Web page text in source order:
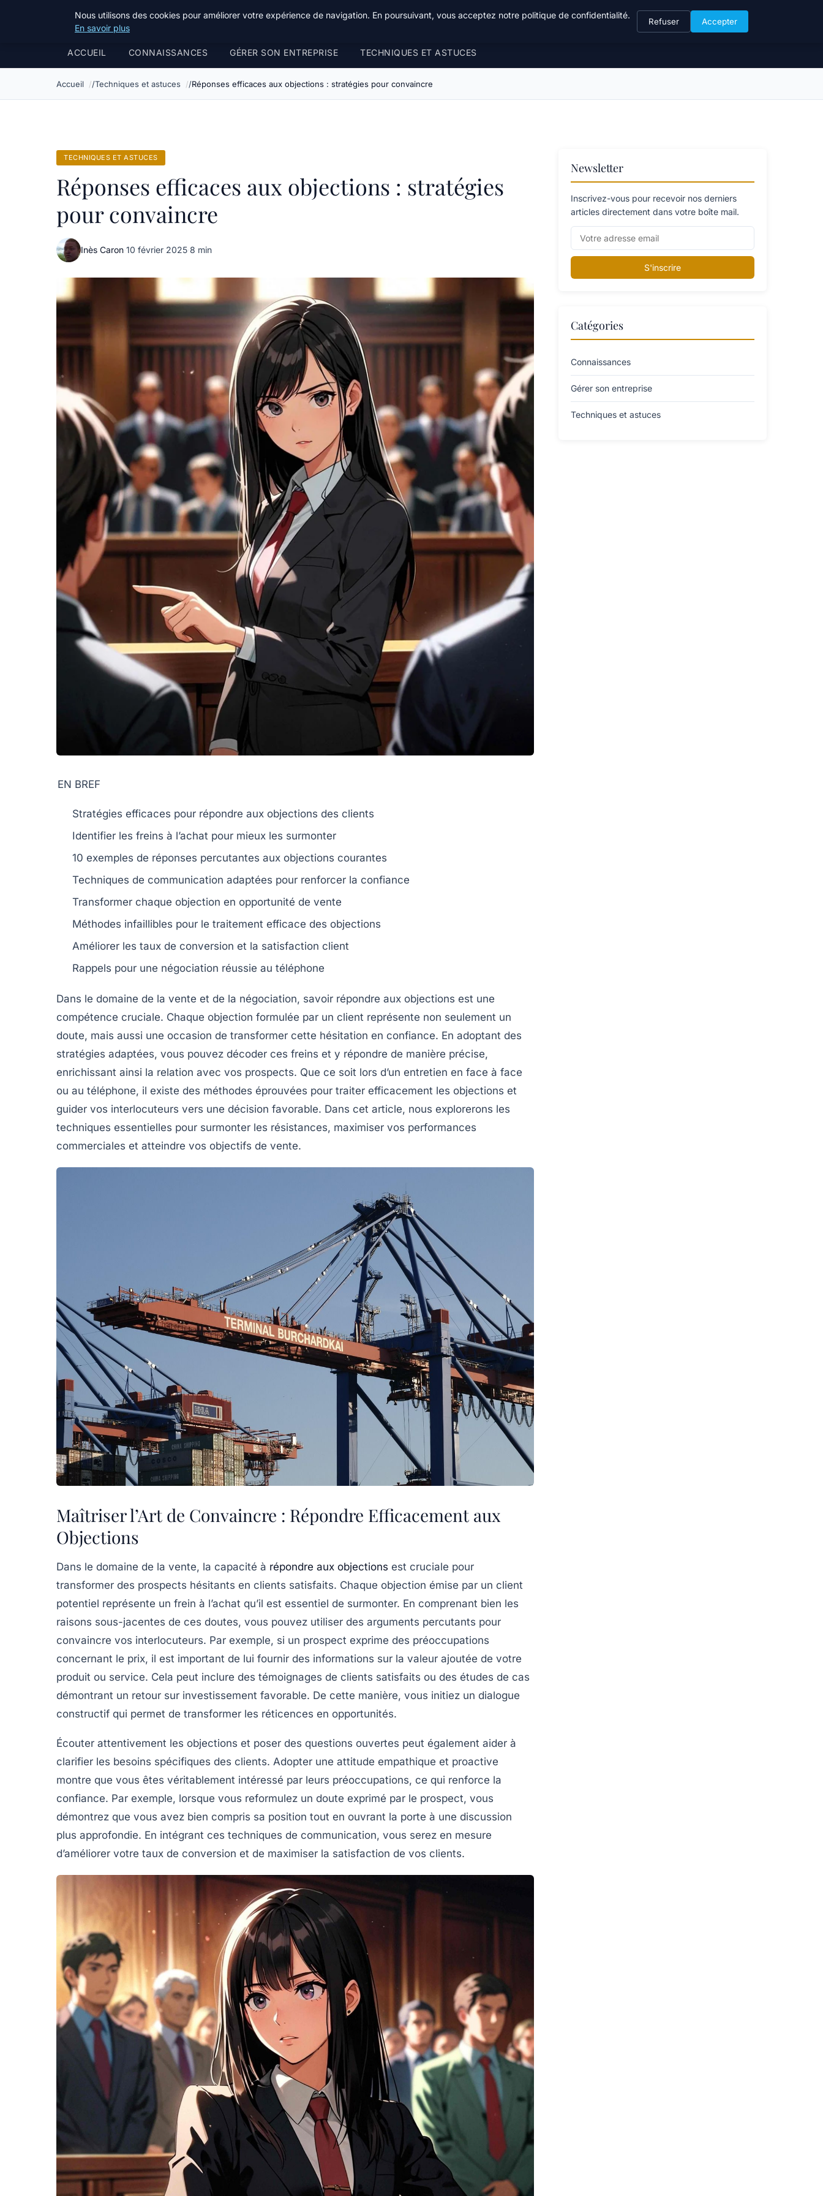
Bible Telemarketing
ACCUEIL CONNAISSANCES GÉRER SON ENTREPRISE TECHNIQUES ET ASTUCES
Accueil Techniques et astuces Réponses efficaces aux objections : stratégies pour convaincre
TECHNIQUES ET ASTUCES
Réponses efficaces aux objections : stratégies
pour convaincre
Inès Caron·10 février 2025·8 min
EN BREF
Stratégies efficaces pour répondre aux objections des clients
Identifier les freins à l’achat pour mieux les surmonter
10 exemples de réponses percutantes aux objections courantes
Techniques de communication adaptées pour renforcer la confiance
Transformer chaque objection en opportunité de vente
Méthodes infaillibles pour le traitement efficace des objections
Améliorer les taux de conversion et la satisfaction client
Rappels pour une négociation réussie au téléphone
Dans le domaine de la vente et de la négociation, savoir répondre aux objections est une
compétence cruciale. Chaque objection formulée par un client représente non seulement un
doute, mais aussi une occasion de transformer cette hésitation en confiance. En adoptant des
stratégies adaptées, vous pouvez décoder ces freins et y répondre de manière précise,
enrichissant ainsi la relation avec vos prospects. Que ce soit lors d’un entretien en face à face
ou au téléphone, il existe des méthodes éprouvées pour traiter efficacement les objections et
guider vos interlocuteurs vers une décision favorable. Dans cet article, nous explorerons les
techniques essentielles pour surmonter les résistances, maximiser vos performances
commerciales et atteindre vos objectifs de vente.
Maîtriser l’Art de Convaincre : Répondre Efficacement aux
Objections
Dans le domaine de la vente, la capacité à répondre aux objections est cruciale pour
transformer des prospects hésitants en clients satisfaits. Chaque objection émise par un client
potentiel représente un frein à l’achat qu’il est essentiel de surmonter. En comprenant bien les
raisons sous-jacentes de ces doutes, vous pouvez utiliser des arguments percutants pour
convaincre vos interlocuteurs. Par exemple, si un prospect exprime des préoccupations
concernant le prix, il est important de lui fournir des informations sur la valeur ajoutée de votre
produit ou service. Cela peut inclure des témoignages de clients satisfaits ou des études de cas
démontrant un retour sur investissement favorable. De cette manière, vous initiez un dialogue
constructif qui permet de transformer les réticences en opportunités.
Écouter attentivement les objections et poser des questions ouvertes peut également aider à
clarifier les besoins spécifiques des clients. Adopter une attitude empathique et proactive
montre que vous êtes véritablement intéressé par leurs préoccupations, ce qui renforce la
confiance. Par exemple, lorsque vous reformulez un doute exprimé par le prospect, vous
démontrez que vous avez bien compris sa position tout en ouvrant la porte à une discussion
plus approfondie. En intégrant ces techniques de communication, vous serez en mesure
d’améliorer votre taux de conversion et de maximiser la satisfaction de vos clients.
Newsletter
Inscrivez-vous pour recevoir nos derniers
articles directement dans votre boîte mail.
S'inscrire
Catégories
Connaissances
Gérer son entreprise
Techniques et astuces
Nous utilisons des cookies pour améliorer votre expérience de navigation. En poursuivant, vous acceptez notre politique de confidentialité.
En savoir plus
Refuser Accepter